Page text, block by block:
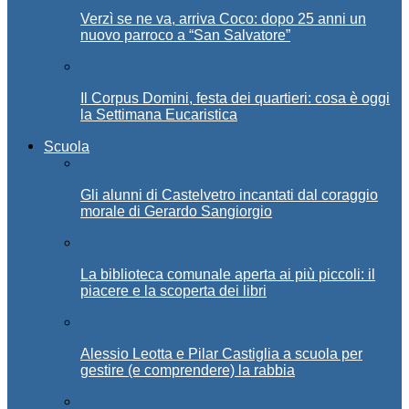
Verzì se ne va, arriva Coco: dopo 25 anni un
nuovo parroco a “San Salvatore”
Il Corpus Domini, festa dei quartieri: cosa è oggi
la Settimana Eucaristica
Scuola
Gli alunni di Castelvetro incantati dal coraggio
morale di Gerardo Sangiorgio
La biblioteca comunale aperta ai più piccoli: il
piacere e la scoperta dei libri
Alessio Leotta e Pilar Castiglia a scuola per
gestire (e comprendere) la rabbia